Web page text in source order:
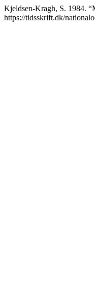
Kjeldsen-Kragh, S. 1984.
https://tidsskrift.dk/